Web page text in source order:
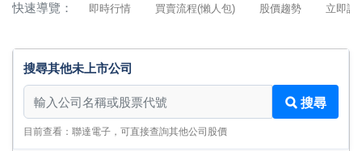
快速導覽： 即時行情 買賣流程(懶人包) 股價趨勢 立即詢
搜尋其他未上市公司
搜尋其他未上市公司
搜尋
目前查看：聯達電子，可直接查詢其他公司股價